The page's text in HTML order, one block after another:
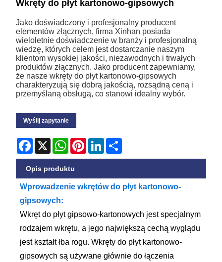
Wkręty do płyt kartonowo-gipsowych
Jako doświadczony i profesjonalny producent
elementów złącznych, firma Xinhan posiada
wieloletnie doświadczenie w branży i profesjonalną
wiedzę, których celem jest dostarczanie naszym
klientom wysokiej jakości, niezawodnych i trwałych
produktów złącznych. Jako producent zapewniamy,
że nasze wkręty do płyt kartonowo-gipsowych
charakteryzują się dobrą jakością, rozsądną ceną i
przemyślaną obsługą, co stanowi idealny wybór.
Wyślij zapytanie
Facebook
X WhatsApp
PinterestLinkedIn
Opis produktu
Wprowadzenie wkrętów do płyt kartonowo-
gipsowych:
Wkręt do płyt gipsowo-kartonowych jest specjalnym
rodzajem wkrętu, a jego największą cechą wyglądu
jest kształt łba rogu. Wkręty do płyt kartonowo-
gipsowych są używane głównie do łączenia